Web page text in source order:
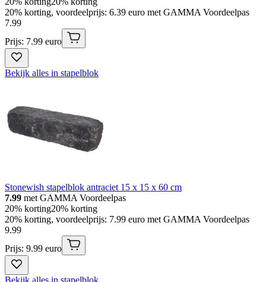
20% korting, voordeelprijs: 6.39 euro met GAMMA Voordeelpas
7.99
Prijs: 7.99 euro
Bekijk alles in stapelblok
Stonewish stapelblok antraciet 15 x 15 x 60 cm
7.99 met GAMMA Voordeelpas
20% korting20% korting
20% korting, voordeelprijs: 7.99 euro met GAMMA Voordeelpas
9.99
Prijs: 9.99 euro